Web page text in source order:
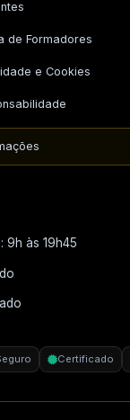
de Formadores
e Cookies
9h às 19h45
Certificado